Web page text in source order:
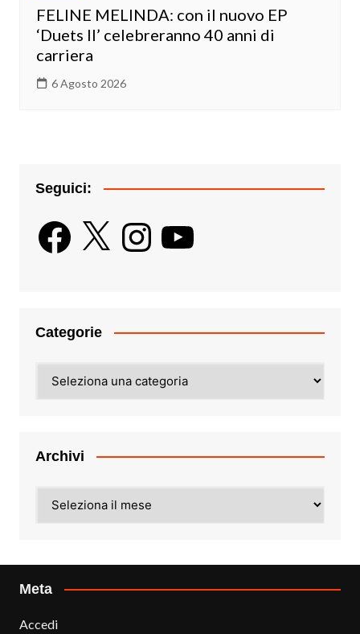
FELINE MELINDA: con il nuovo EP
‘Duets II’ celebreranno 40 anni di
carriera
6 Agosto 2026
Seguici:
Facebook
X InstagramYouTube
Categorie
Archivi
Meta
Accedi